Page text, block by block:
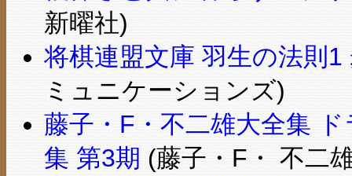
新曜社)
将棋連盟文庫 羽生の法則1
ミュニケーションズ)
藤子・F・不二雄大全集
集 第3期 (藤子・F・ 不二